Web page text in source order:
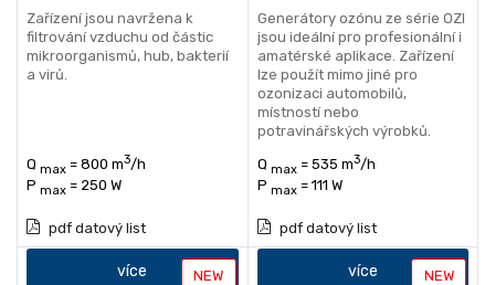
Zařízení jsou navržena k
filtrování vzduchu od částic
mikroorganismů, hub, bakterií
a virů.
Q max = 800 m3/h
P max = 250 W
pdf datový list
více
Generátory ozónu ze série OZI
jsou ideální pro profesionální i
amatérské aplikace. Zařízení
lze použít mimo jiné pro
ozonizaci automobilů,
místností nebo
potravinářských výrobků.
Q max= 535 m3/h
P max= 111 W
pdf datový list
více
NEW NEW